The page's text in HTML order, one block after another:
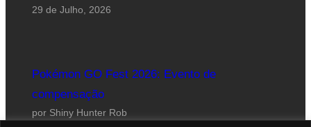
29 de Julho, 2026
Pokémon GO Fest 2026: Evento de
compensação
por Shiny Hunter Rob